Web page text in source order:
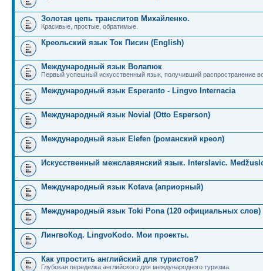
Золотая цепь транслитов Михайленко.
Красивые, простые, обратимые.
Креольский язык Ток Писин (English)
Международный язык Волапюк
Первый успешный искусственный язык, получивший распространение
Международный язык Esperanto - Lingvo Internacia
Международный язык Novial (Otto Esperson)
Международный язык Elefen (романский креол)
Искусственный межславянский язык. Interslavic.
Международный язык Kotava (априорный)
Международный язык Toki Pona (120 официальных слов)
ЛингвоКод. LingvoKodo. Мои проекты.
Как упростить английский для туристов?
Глубокая переделка английского для международного туризма.